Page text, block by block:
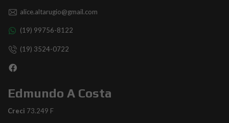
alice.altarugio@gmail.com
(19) 99756-8122
(19) 3524-0722
Edmundo A Costa
Creci 73.249 F